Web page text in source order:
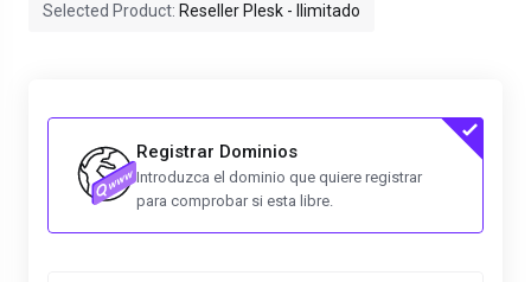
Selected Product: Reseller Plesk - Ilimitado
Registrar Dominios
Introduzca el dominio que quiere registrar
para comprobar si esta libre.